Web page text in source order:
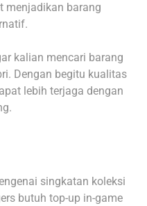
menjadikan barang
kalian mencari barang
Dengan begitu kualitas
lebih terjaga dengan
singkatan koleksi
butuh top-up in-game